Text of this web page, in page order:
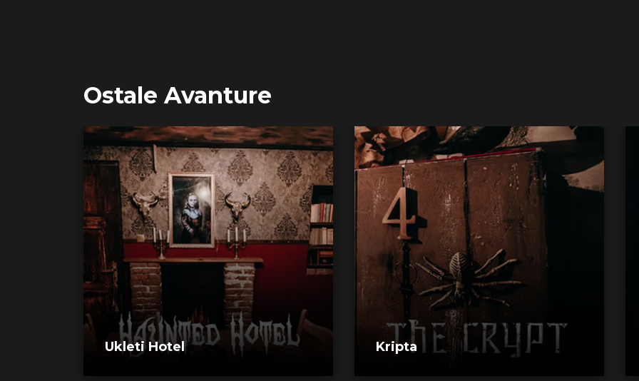
Ostale Avanture
Ukleti Hotel Kripta